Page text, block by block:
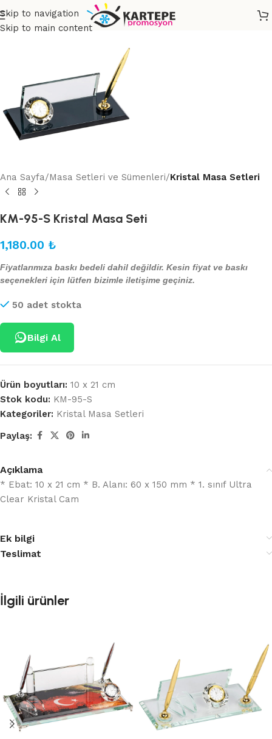
Skip to navigation
Skip to main content
Ana Sayfa Masa Setleri ve Sümenleri Kristal Masa Setleri
KM-95-S Kristal Masa Seti
1,180.00 ₺
Fiyatlarımıza baskı bedeli dahil değildir. Kesin fiyat ve baskı
seçenekleri için lütfen bizimle iletişime geçiniz.
50 adet stokta
Bilgi Al
Ürün boyutları: 10 x 21 cm
Stok kodu: KM-95-S
Kategoriler: Kristal Masa Setleri
Paylaş:
Açıklama
* Ebat: 10 x 21 cm * B. Alanı: 60 x 150 mm * 1. sınıf Ultra
Clear Kristal Cam
Ek bilgi
Teslimat
İlgili ürünler